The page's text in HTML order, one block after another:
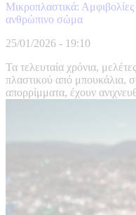
Μικροπλαστικά:
ανθρώπινο σώμα
25/01/2026 - 19:10
Τα τελευταία χρόνια,
πλαστικού από μπουκάλια,
απορρίμματα, έχουν